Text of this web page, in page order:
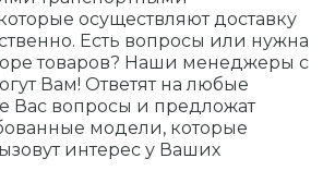
осуществляют доставку
Есть вопросы или нужна
товаров? Наши менеджеры с
Вам! Ответят на любые
Вас вопросы и предложат
модели, которые
интерес у Ваших